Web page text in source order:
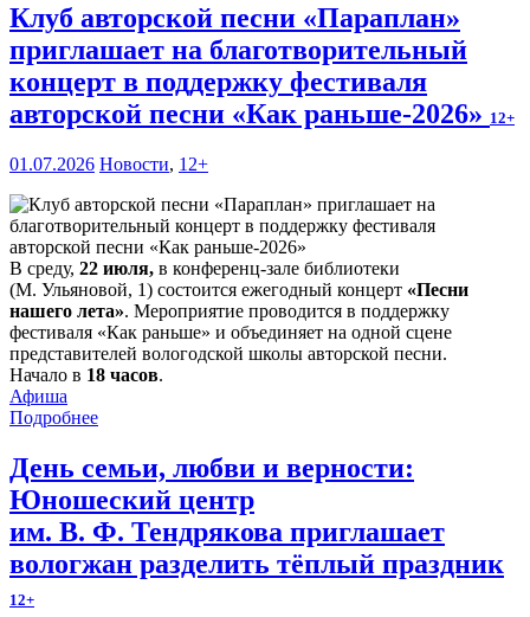
Клуб авторской песни «Параплан»
приглашает на благотворительный
концерт в поддержку фестиваля
авторской песни «Как раньше-2026» 12+
01.07.2026 Новости, 12+
В среду, 22 июля, в конференц-зале библиотеки
(М. Ульяновой, 1) состоится ежегодный концерт «Песни
нашего лета». Мероприятие проводится в поддержку
фестиваля «Как раньше» и объединяет на одной сцене
представителей вологодской школы авторской песни.
Начало в 18 часов.
Афиша
Подробнее
День семьи, любви и верности:
Юношеский центр
им. В. Ф. Тендрякова приглашает
вологжан разделить тёплый праздник
12+